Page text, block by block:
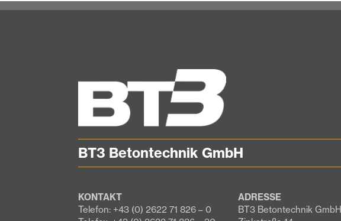
BT3 Betontechnik GmbH
KONTAKT
Telefon: +43 (0) 2622 71 826 – 0
ADRESSE
BT3 Betontechnik GmbH